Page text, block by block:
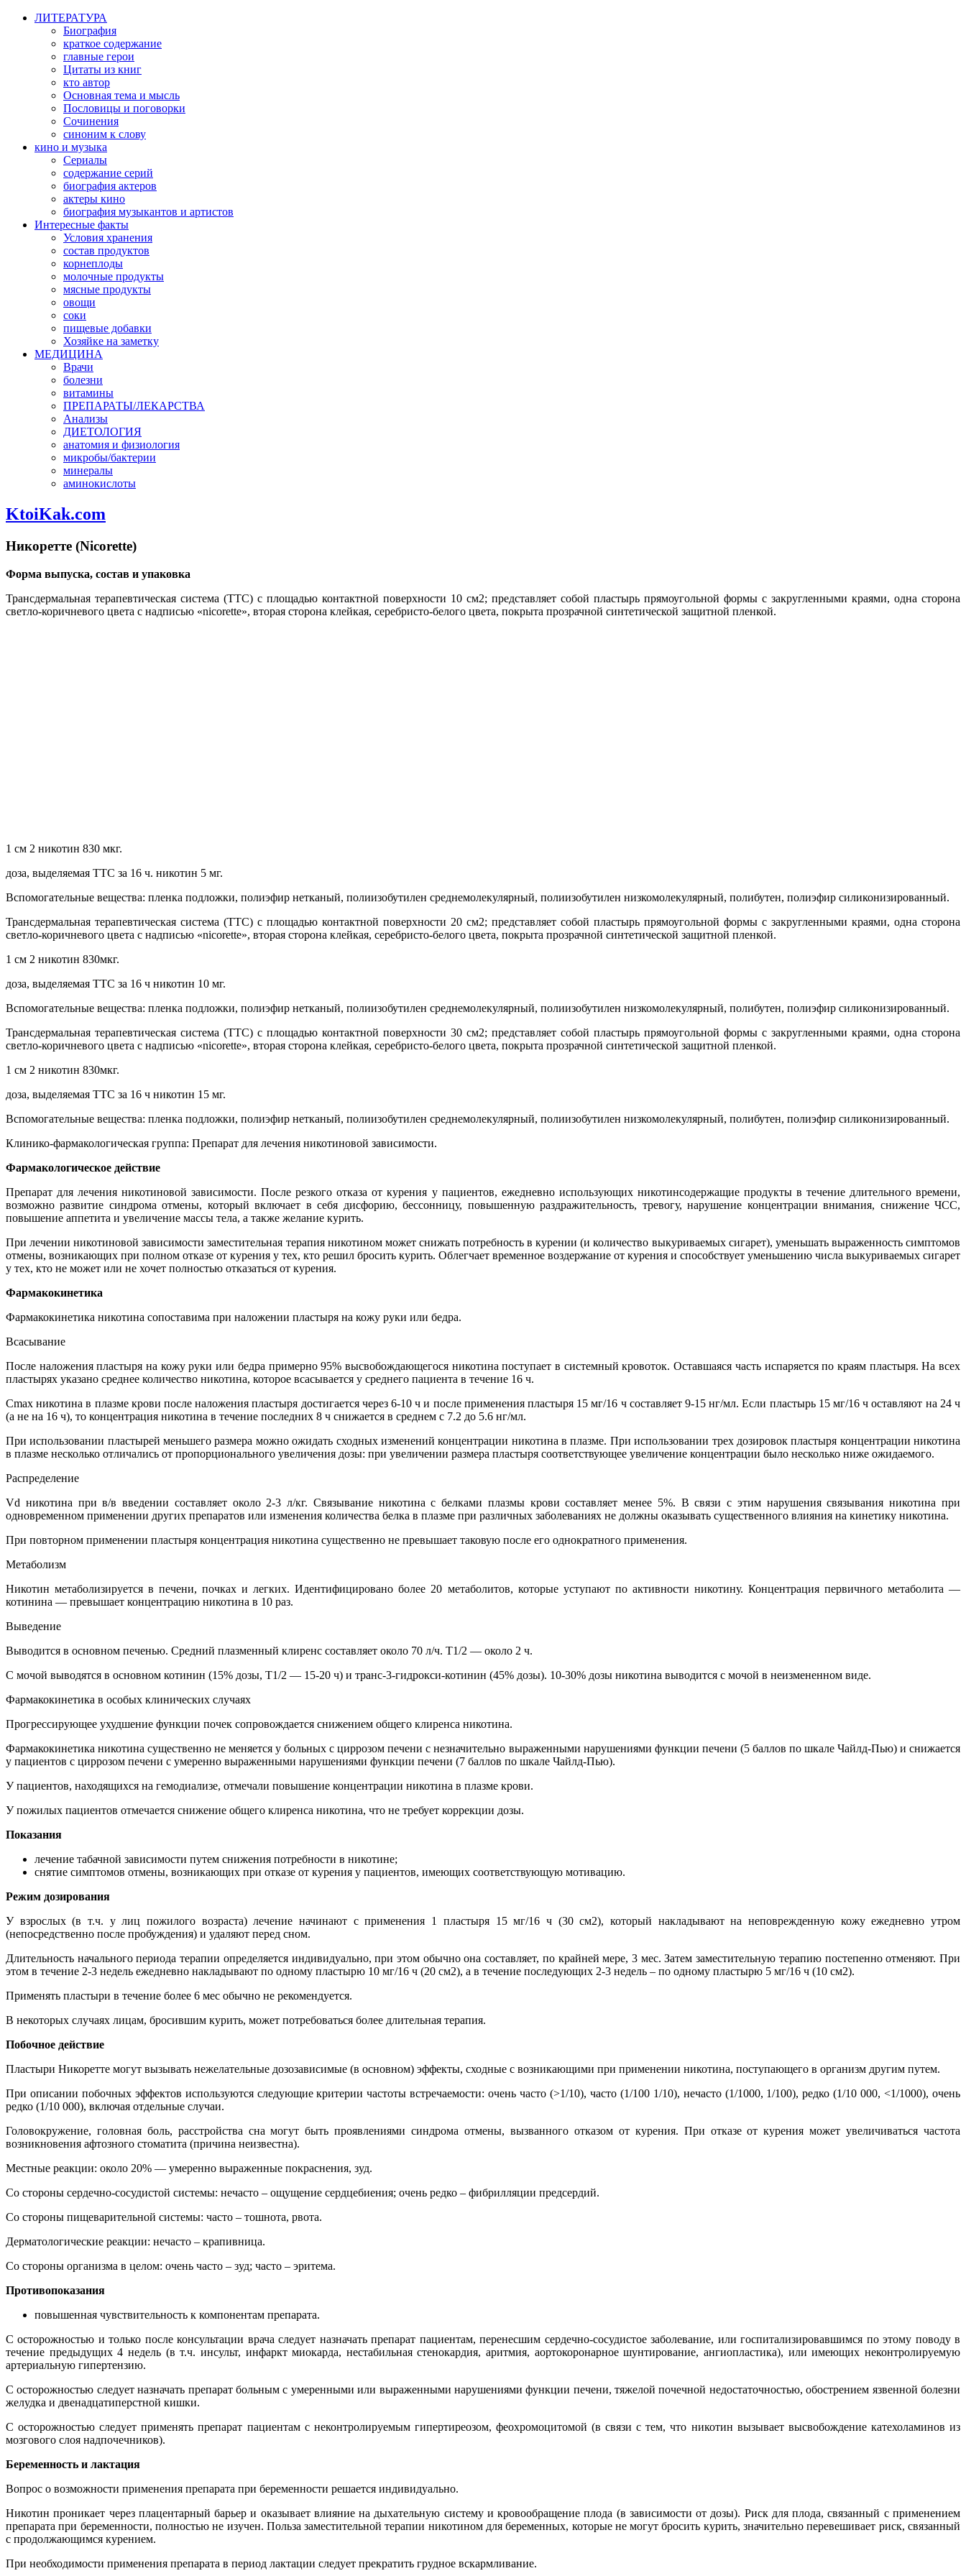
ЛИТЕРАТУРА
Биография
краткое содержание
главные герои
Цитаты из книг
кто автор
Основная тема и мысль
Пословицы и поговорки
Сочинения
синоним к слову
кино и музыка
Сериалы
содержание серий
биография актеров
актеры кино
биография музыкантов и артистов
Интересные факты
Условия хранения
состав продуктов
корнеплоды
молочные продукты
мясные продукты
овощи
соки
пищевые добавки
Хозяйке на заметку
МЕДИЦИНА
Врачи
болезни
витамины
ПРЕПАРАТЫ/ЛЕКАРСТВА
Анализы
ДИЕТОЛОГИЯ
анатомия и физиология
микробы/бактерии
минералы
аминокислоты
KtoiKak.com
Никоретте (Nicorette)
Форма выпуска, состав и упаковка
Трансдермальная терапевтическая система (ТТС) с площадью контактной поверхности 10 см2; представляет собой пластырь прямоугольной формы с закругленными краями, одна сторона
светло-коричневого цвета с надписью «nicorette», вторая сторона клейкая, серебристо-белого цвета, покрыта прозрачной синтетической защитной пленкой.
1 см 2 никотин 830 мкг.
доза, выделяемая ТТС за 16 ч. никотин 5 мг.
Вспомогательные вещества: пленка подложки, полиэфир нетканый, полиизобутилен среднемолекулярный, полиизобутилен низкомолекулярный, полибутен, полиэфир силиконизированный.
Трансдермальная терапевтическая система (ТТС) с площадью контактной поверхности 20 см2; представляет собой пластырь прямоугольной формы с закругленными краями, одна сторона
светло-коричневого цвета с надписью «nicorette», вторая сторона клейкая, серебристо-белого цвета, покрыта прозрачной синтетической защитной пленкой.
1 см 2 никотин 830мкг.
доза, выделяемая ТТС за 16 ч никотин 10 мг.
Вспомогательные вещества: пленка подложки, полиэфир нетканый, полиизобутилен среднемолекулярный, полиизобутилен низкомолекулярный, полибутен, полиэфир силиконизированный.
Трансдермальная терапевтическая система (ТТС) с площадью контактной поверхности 30 см2; представляет собой пластырь прямоугольной формы с закругленными краями, одна сторона
светло-коричневого цвета с надписью «nicorette», вторая сторона клейкая, серебристо-белого цвета, покрыта прозрачной синтетической защитной пленкой.
1 см 2 никотин 830мкг.
доза, выделяемая ТТС за 16 ч никотин 15 мг.
Вспомогательные вещества: пленка подложки, полиэфир нетканый, полиизобутилен среднемолекулярный, полиизобутилен низкомолекулярный, полибутен, полиэфир силиконизированный.
Клинико-фармакологическая группа: Препарат для лечения никотиновой зависимости.
Фармакологическое действие
Препарат для лечения никотиновой зависимости. После резкого отказа от курения у пациентов, ежедневно использующих никотинсодержащие продукты в течение длительного времени,
возможно развитие синдрома отмены, который включает в себя дисфорию, бессонницу, повышенную раздражительность, тревогу, нарушение концентрации внимания, снижение ЧСС,
повышение аппетита и увеличение массы тела, а также желание курить.
При лечении никотиновой зависимости заместительная терапия никотином может снижать потребность в курении (и количество выкуриваемых сигарет), уменьшать выраженность симптомов
отмены, возникающих при полном отказе от курения у тех, кто решил бросить курить. Облегчает временное воздержание от курения и способствует уменьшению числа выкуриваемых сигарет
у тех, кто не может или не хочет полностью отказаться от курения.
Фармакокинетика
Фармакокинетика никотина сопоставима при наложении пластыря на кожу руки или бедра.
Всасывание
После наложения пластыря на кожу руки или бедра примерно 95% высвобождающегося никотина поступает в системный кровоток. Оставшаяся часть испаряется по краям пластыря. На всех
пластырях указано среднее количество никотина, которое всасывается у среднего пациента в течение 16 ч.
Cmax никотина в плазме крови после наложения пластыря достигается через 6-10 ч и после применения пластыря 15 мг/16 ч составляет 9-15 нг/мл. Если пластырь 15 мг/16 ч оставляют на 24 ч
(а не на 16 ч), то концентрация никотина в течение последних 8 ч снижается в среднем с 7.2 до 5.6 нг/мл.
При использовании пластырей меньшего размера можно ожидать сходных изменений концентрации никотина в плазме. При использовании трех дозировок пластыря концентрации никотина
в плазме несколько отличались от пропорционального увеличения дозы: при увеличении размера пластыря соответствующее увеличение концентрации было несколько ниже ожидаемого.
Распределение
Vd никотина при в/в введении составляет около 2-3 л/кг. Связывание никотина с белками плазмы крови составляет менее 5%. В связи с этим нарушения связывания никотина при
одновременном применении других препаратов или изменения количества белка в плазме при различных заболеваниях не должны оказывать существенного влияния на кинетику никотина.
При повторном применении пластыря концентрация никотина существенно не превышает таковую после его однократного применения.
Метаболизм
Никотин метаболизируется в печени, почках и легких. Идентифицировано более 20 метаболитов, которые уступают по активности никотину. Концентрация первичного метаболита —
котинина — превышает концентрацию никотина в 10 раз.
Выведение
Выводится в основном печенью. Средний плазменный клиренс составляет около 70 л/ч. T1/2 — около 2 ч.
С мочой выводятся в основном котинин (15% дозы, T1/2 — 15-20 ч) и транс-3-гидрокси-котинин (45% дозы). 10-30% дозы никотина выводится с мочой в неизмененном виде.
Фармакокинетика в особых клинических случаях
Прогрессирующее ухудшение функции почек сопровождается снижением общего клиренса никотина.
Фармакокинетика никотина существенно не меняется у больных с циррозом печени с незначительно выраженными нарушениями функции печени (5 баллов по шкале Чайлд-Пью) и снижается
у пациентов с циррозом печени с умеренно выраженными нарушениями функции печени (7 баллов по шкале Чайлд-Пью).
У пациентов, находящихся на гемодиализе, отмечали повышение концентрации никотина в плазме крови.
У пожилых пациентов отмечается снижение общего клиренса никотина, что не требует коррекции дозы.
Показания
лечение табачной зависимости путем снижения потребности в никотине;
снятие симптомов отмены, возникающих при отказе от курения у пациентов, имеющих соответствующую мотивацию.
Режим дозирования
У взрослых (в т.ч. у лиц пожилого возраста) лечение начинают с применения 1 пластыря 15 мг/16 ч (30 см2), который накладывают на неповрежденную кожу ежедневно утром
(непосредственно после пробуждения) и удаляют перед сном.
Длительность начального периода терапии определяется индивидуально, при этом обычно она составляет, по крайней мере, 3 мес. Затем заместительную терапию постепенно отменяют. При
этом в течение 2-3 недель ежедневно накладывают по одному пластырю 10 мг/16 ч (20 см2), а в течение последующих 2-3 недель – по одному пластырю 5 мг/16 ч (10 см2).
Применять пластыри в течение более 6 мес обычно не рекомендуется.
В некоторых случаях лицам, бросившим курить, может потребоваться более длительная терапия.
Побочное действие
Пластыри Никоретте могут вызывать нежелательные дозозависимые (в основном) эффекты, сходные с возникающими при применении никотина, поступающего в организм другим путем.
При описании побочных эффектов используются следующие критерии частоты встречаемости: очень часто (>1/10), часто (1/100 1/10), нечасто (1/1000, 1/100), редко (1/10 000, <1/1000), очень
редко (1/10 000), включая отдельные случаи.
Головокружение, головная боль, расстройства сна могут быть проявлениями синдрома отмены, вызванного отказом от курения. При отказе от курения может увеличиваться частота
возникновения афтозного стоматита (причина неизвестна).
Местные реакции: около 20% — умеренно выраженные покраснения, зуд.
Со стороны сердечно-сосудистой системы: нечасто – ощущение сердцебиения; очень редко – фибрилляции предсердий.
Со стороны пищеварительной системы: часто – тошнота, рвота.
Дерматологические реакции: нечасто – крапивница.
Со стороны организма в целом: очень часто – зуд; часто – эритема.
Противопоказания
повышенная чувствительность к компонентам препарата.
С осторожностью и только после консультации врача следует назначать препарат пациентам, перенесшим сердечно-сосудистое заболевание, или госпитализировавшимся по этому поводу в
течение предыдущих 4 недель (в т.ч. инсульт, инфаркт миокарда, нестабильная стенокардия, аритмия, аортокоронарное шунтирование, ангиопластика), или имеющих неконтролируемую
артериальную гипертензию.
С осторожностью следует назначать препарат больным с умеренными или выраженными нарушениями функции печени, тяжелой почечной недостаточностью, обострением язвенной болезни
желудка и двенадцатиперстной кишки.
С осторожностью следует применять препарат пациентам с неконтролируемым гипертиреозом, феохромоцитомой (в связи с тем, что никотин вызывает высвобождение катехоламинов из
мозгового слоя надпочечников).
Беременность и лактация
Вопрос о возможности применения препарата при беременности решается индивидуально.
Никотин проникает через плацентарный барьер и оказывает влияние на дыхательную систему и кровообращение плода (в зависимости от дозы). Риск для плода, связанный с применением
препарата при беременности, полностью не изучен. Польза заместительной терапии никотином для беременных, которые не могут бросить курить, значительно перевешивает риск, связанный
с продолжающимся курением.
При необходимости применения препарата в период лактации следует прекратить грудное вскармливание.